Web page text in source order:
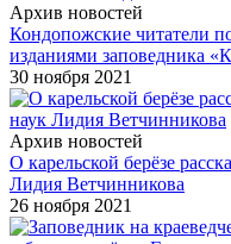
Архив новостей
Кондопожские читатели
изданиями заповедника
30 ноября 2021
Архив новостей
О карельской берёзе
Лидия Ветчинникова
26 ноября 2021